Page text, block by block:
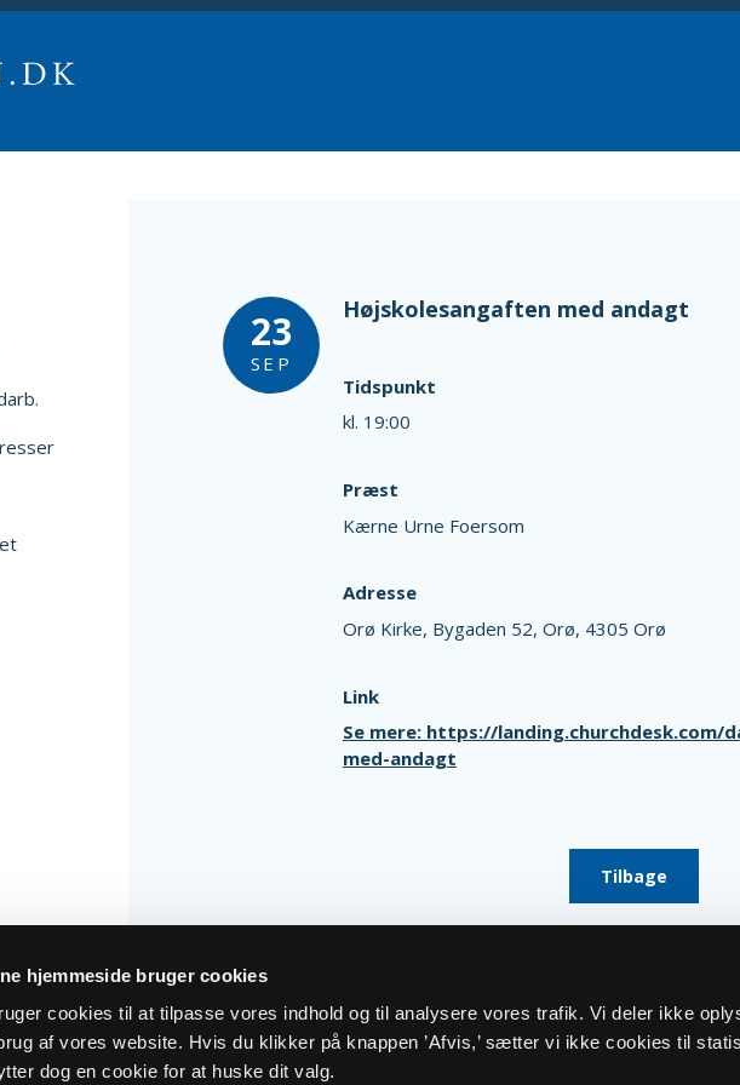
hjemmeside bruger cookies
cookies til at tilpasse vores indhold og til analysere vores trafik. Vi deler ikke
af vores website. Hvis du klikker på knappen ’Afvis,’ sætter vi ikke cookies til
dog en cookie for at huske dit valg.
23
SEP
Højskolesangaften med andagt
Tidspunkt
kl. 19:00
Præst
Kærne Urne Foersom
Adresse
Orø Kirke, Bygaden 52, Orø, 4305 Orø
Link
Se mere: https://landing.churchdesk.com/
med-andagt
Tilbage